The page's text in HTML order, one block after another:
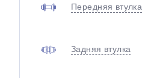
Передняя втулка
Задняя втулка